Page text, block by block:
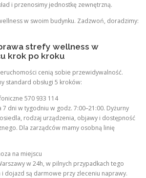
i przenosimy jednostkę zewnętrzną.
w swoim budynku. Zadzwoń, doradzimy:
strefy wellness w
krok po kroku
cenią sobie przewidywalność.
standard obsługi 5 kroków:
570 933 114
7 dni w tygodniu w godz. 7:00–21:00. Dyżurny
rodzaj urządzenia, objawy i dostępność
Dla zarządców mamy osobną linię
na miejscu
w 24h, w pilnych przypadkach tego
i dojazd są darmowe przy zleceniu naprawy.